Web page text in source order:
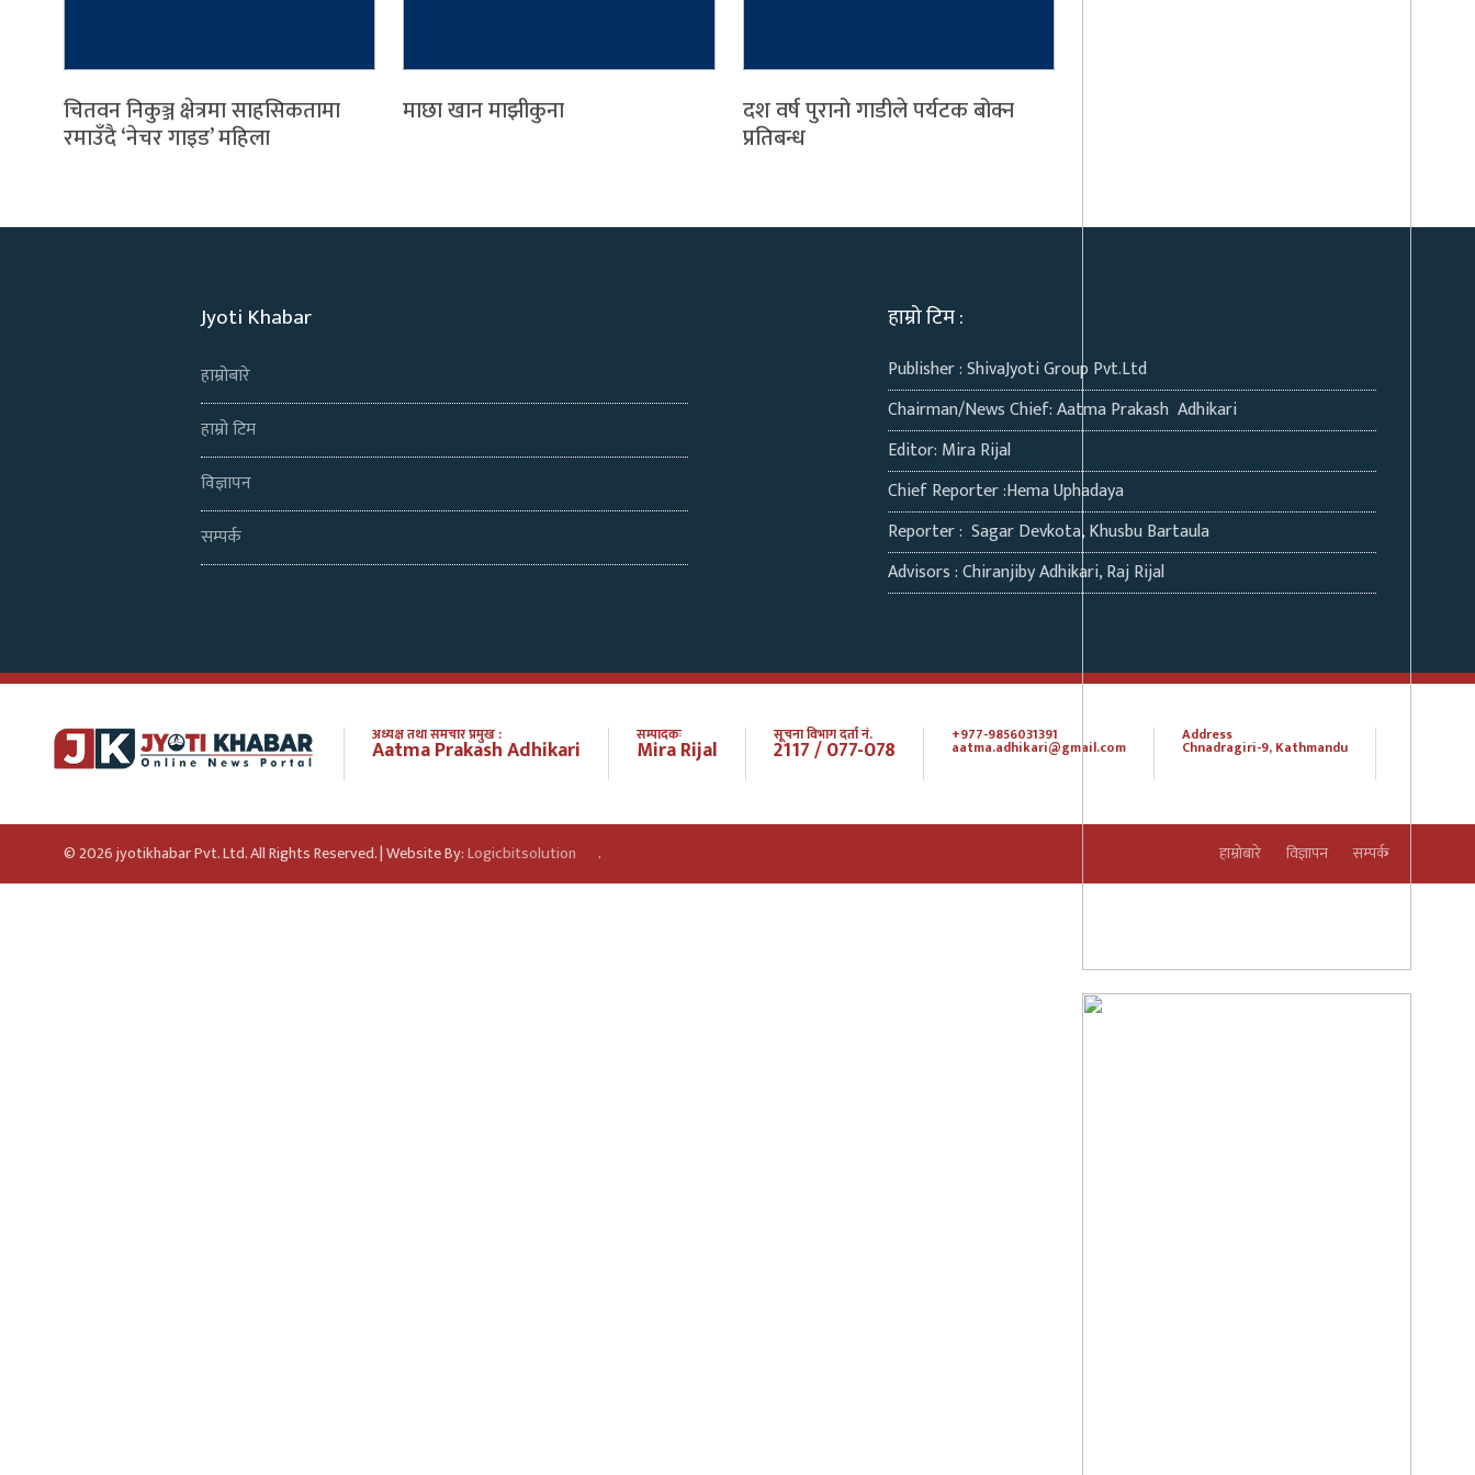
चितवन निकुञ्ज क्षेत्रमा साहसिकतामा
रमाउँदै ‘नेचर गाइड’ महिला
माछा खान माझीकुना दश वर्ष पुरानो गाडीले पर्यटक बोक्न
प्रतिबन्ध
Jyoti Khabar
हाम्रोबारे
हाम्रो टिम
विज्ञापन
सम्पर्क
हाम्रो टिम :
Publisher : ShivaJyoti Group Pvt.Ltd
Chairman/News Chief: Aatma Prakash Adhikari
Editor: Mira Rijal
Chief Reporter :Hema Uphadaya
Reporter : Sagar Devkota, Khusbu Bartaula
Advisors : Chiranjiby Adhikari, Raj Rijal
अध्यक्ष तथा समचार प्रमुख :
Aatma Prakash Adhikari सम्पादकः
Mira Rijal सूचना विभाग दर्ता नं.
2117 / 077-078 +977-9856031391
aatma.adhikari@gmail.com
Address
Chnadragiri-9, Kathmandu
© 2026 jyotikhabar Pvt. Ltd. All Rights Reserved. | Website By:Logicbitsolution . हाम्रोबारे विज्ञापन सम्पर्क